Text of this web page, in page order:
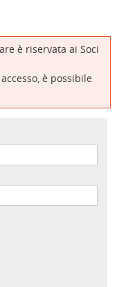
è riservata ai Soci
è possibile